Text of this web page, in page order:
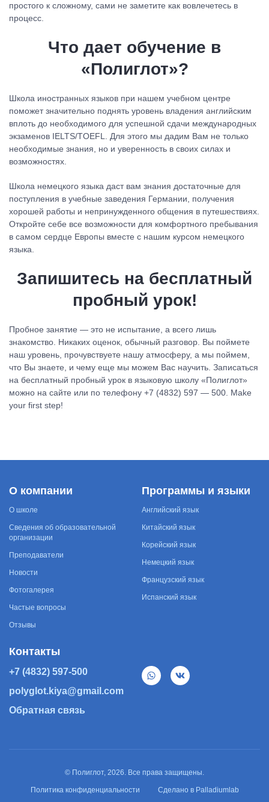
простого к сложному, сами не заметите как вовлечетесь в
процесс.
Что дает обучение в
«Полиглот»?
Школа иностранных языков при нашем учебном центре
поможет значительно поднять уровень владения английским
вплоть до необходимого для успешной сдачи международных
экзаменов IELTS/TOEFL. Для этого мы дадим Вам не только
необходимые знания, но и уверенность в своих силах и
возможностях.
Школа немецкого языка даст вам знания достаточные для
поступления в учебные заведения Германии, получения
хорошей работы и непринужденного общения в путешествиях.
Откройте себе все возможности для комфортного пребывания
в самом сердце Европы вместе с нашим курсом немецкого
языка.
Запишитесь на бесплатный
пробный урок!
Пробное занятие — это не испытание, а всего лишь
знакомство. Никаких оценок, обычный разговор. Вы поймете
наш уровень, прочувствуете нашу атмосферу, а мы поймем,
что Вы знаете, и чему еще мы можем Вас научить. Записаться
на бесплатный пробный урок в языковую школу «Полиглот»
можно на сайте или по телефону +7 (4832) 597 — 500. Make
your first step!
О компании
О школе
Сведения об образовательной
организации
Преподаватели
Новости
Фотогалерея
Частые вопросы
Отзывы
Программы и языки
Английский язык
Китайский язык
Корейский язык
Немецкий язык
Французский язык
Испанский язык
Контакты
+7 (4832) 597-500
polyglot.kiya@gmail.com
Обратная связь
© Полиглот, 2026. Все права защищены.
Политика конфиденциальности Сделано в Palladiumlab